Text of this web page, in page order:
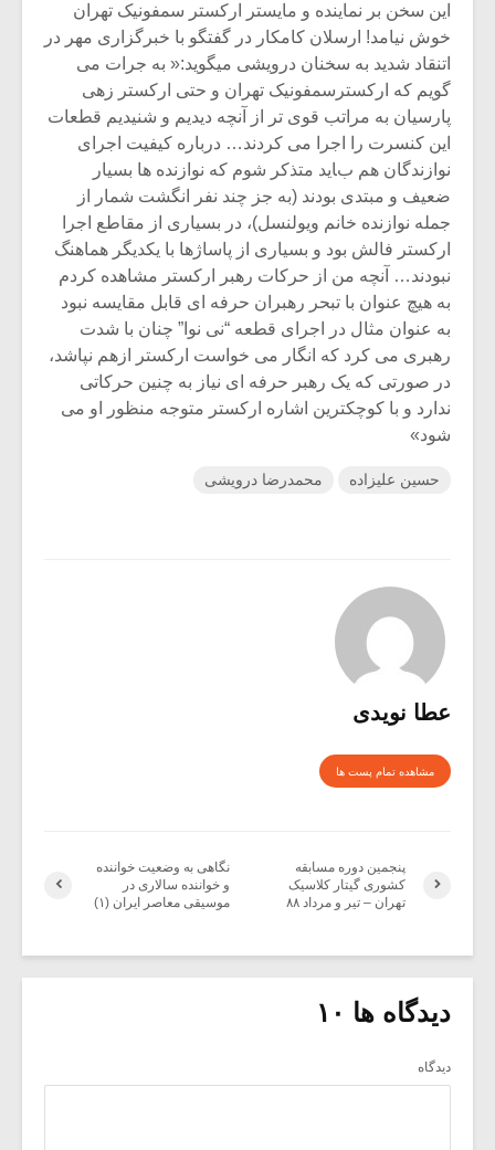
این سخن بر نماینده و مایستر ارکستر سمفونیک تهران
خوش نیامد! ارسلان کامکار در گفتگو با خبرگزاری مهر در
اتنقاد شدید به سخنان درویشی میگوید:« به جرات می
گویم که ارکسترسمفونیک تهران و حتی ارکستر زهی
پارسیان به مراتب قوی تر از آنچه دیدیم و شنیدیم قطعات
این کنسرت را اجرا می کردند… درباره کیفیت اجرای
نوازندگان هم باید متذکر شوم که نوازنده ها بسیار
ضعیف و مبتدی بودند (به جز چند نفر انگشت شمار از
جمله نوازنده خانم ویولنسل)، در بسیاری از مقاطع اجرا
ارکستر فالش بود و بسیاری از پاساژها با یکدیگر هماهنگ
نبودند… آنچه من از حرکات رهبر ارکستر مشاهده کردم
به هیچ عنوان با تبحر رهبران حرفه ای قابل مقایسه نبود
به عنوان مثال در اجرای قطعه “نی نوا” چنان با شدت
رهبری می کرد که انگار می خواست ارکستر ازهم نپاشد،
در صورتی که یک رهبر حرفه ای نیاز به چنین حرکاتی
ندارد و با کوچکترین اشاره ارکستر متوجه منظور او می
شود»
حسین علیزاده محمدرضا درویشی
عطا نویدی
مشاهده تمام پست ها
نگاهی به وضعیت خواننده
و خواننده سالاری در
موسیقی معاصر ایران (۱)
پنجمین دوره مسابقه
کشوری گیتار کلاسیک
تهران – تیر و مرداد ۸۸
دیدگاه ها ۱۰
دیدگاه